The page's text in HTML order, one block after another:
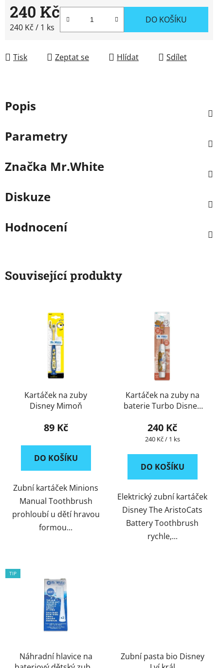
240 Kč
Měrná cena:
240 Kč / 1 ks
DO KOŠÍKU
Tisk Zeptat se Hlídat Sdílet
Popis
Parametry
Značka Mr.White
Diskuze
Hodnocení
Související produkty
Kartáček na zuby
Disney Mimoň
89 Kč
DO KOŠÍKU
Zubní kartáček Minions
Manual Toothbrush
prohloubí u dětí hravou
formou...
Kartáček na zuby na
baterie Turbo Disney
240 Kč
Měrná
240 Kč / 1 ks
DO KOŠÍKU
Elektrický zubní kartáček
Disney The AristoCats
Battery Toothbrush
rychle,...
TIP
Náhradní hlavice na
Zubní pasta bio Disney